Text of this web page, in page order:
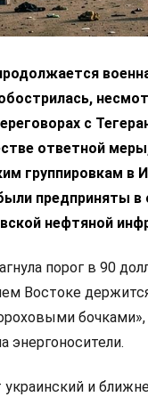
с
ответной
группировкам в
предприняты
нефтяной
порог в 90
Востоке
энергоносители.
и